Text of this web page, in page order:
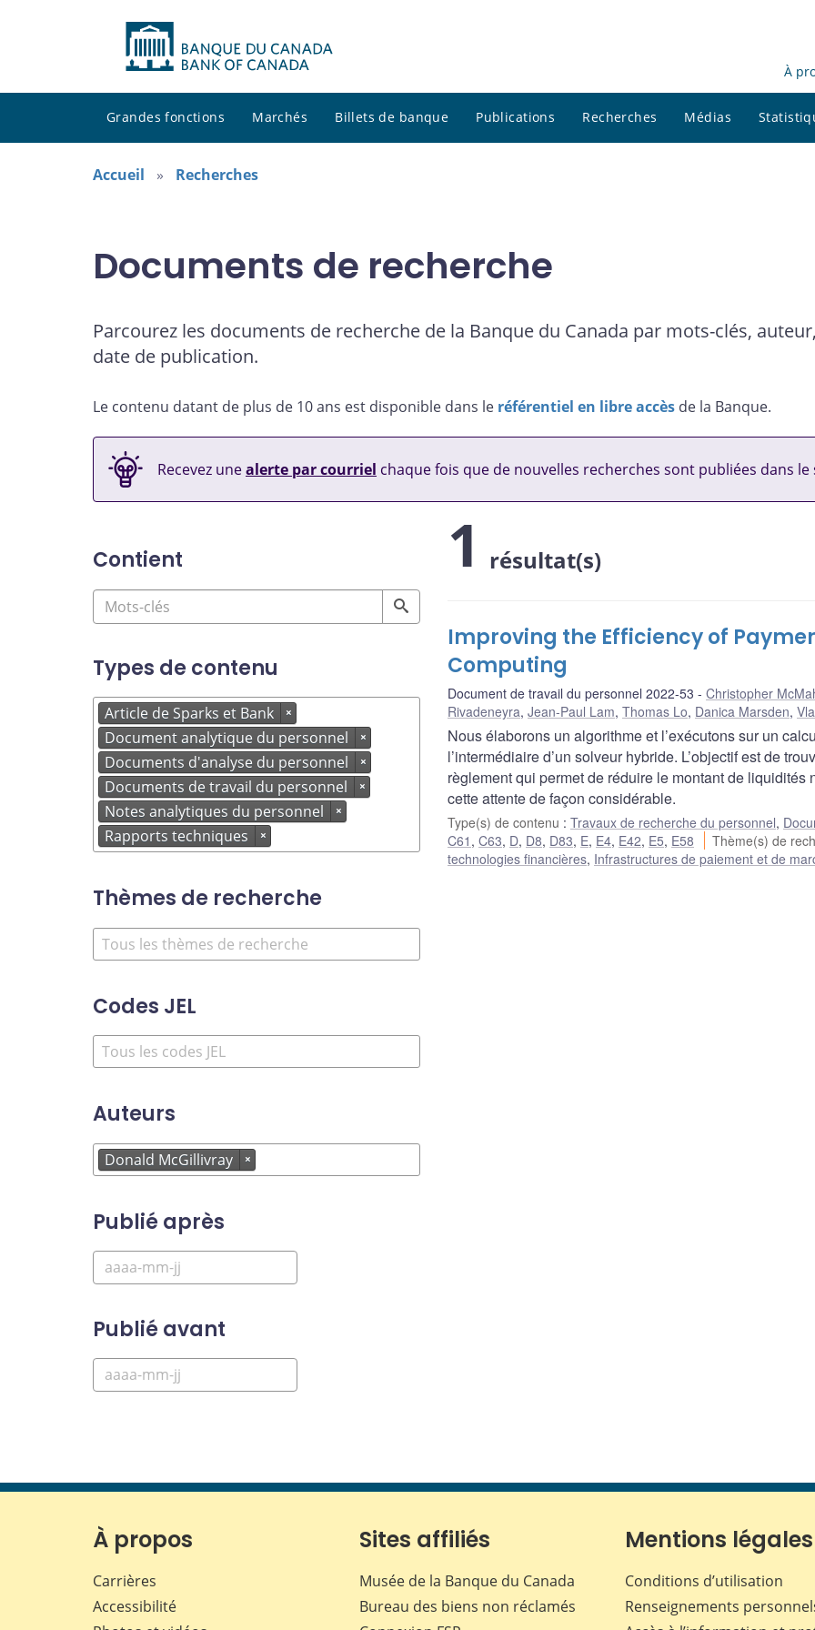
À
Grandes fonctions Marchés Billets de banque Publications Recherches Médias
Accueil Recherches
Documents de recherche
Parcourez les documents de recherche de la Banque du Canada par mots-clés,
date de publication.
Le contenu datant de plus de 10 ans est disponible dans le référentiel en libre accès de la Banque.
Recevez unealerte par courriel chaque fois que de nouvelles recherches sont publiées dans le
Contient
Types de contenu
Article de Sparks et Bank ×
Document analytique du personnel ×
Documents d'analyse du personnel ×
Documents de travail du personnel ×
Notes analytiques du personnel ×
Rapports techniques ×
Thèmes de recherche
Codes JEL
Auteurs
Donald McGillivray ×
Publié après
Publié avant
1 résultat(s)
Improving the Efficiency of
Computing
Document de travail du personnel 2022-53 Christopher
Rivadeneyra, Jean-Paul Lam, Thomas Lo, Danica Marsden,
Nous élaborons un algorithme et l’exécutons sur un
l’intermédiaire d’un solveur hybride. L’objectif est de
règlement qui permet de réduire le montant de
cette attente de façon considérable.
Type(s) de contenu : Travaux de recherche du personnel,
C61 , C63, D, D8, D83, E, E4, E42, E5, E58 Thème(s) de
technologies financières, Infrastructures de paiement et de
À propos
Carrières
Accessibilité
Sites affiliés
Musée de la Banque du Canada
Bureau des biens non réclamés
Mentions légales
Conditions d’utilisation
Renseignements